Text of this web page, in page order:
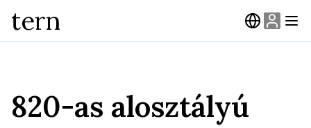
tern
820-as alosztályú